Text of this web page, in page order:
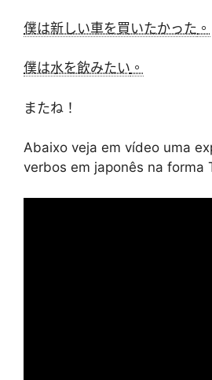
僕は新しい車を買いたかった 。
僕は水を飲みたい 。
またね！
Abaixo veja em vídeo uma
verbos em japonês na forma